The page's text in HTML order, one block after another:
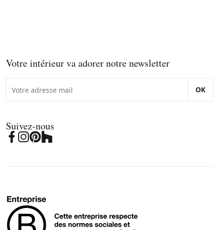
Votre intérieur va adorer notre newsletter
OK
Suivez-nous